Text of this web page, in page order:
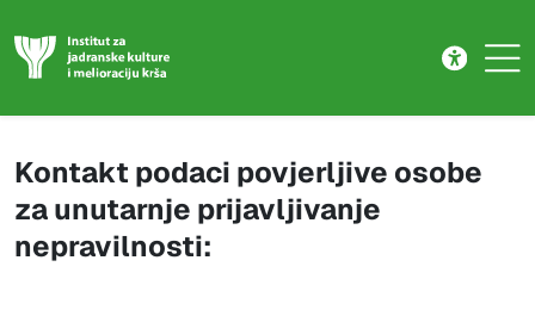
Kontakt podaci povjerljive osobe
za unutarnje prijavljivanje
nepravilnosti: